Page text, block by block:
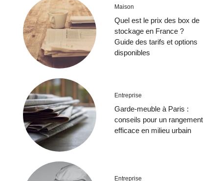
Maison
Quel est le prix des box de
stockage en France ?
Guide des tarifs et options
disponibles
Entreprise
Garde-meuble à Paris :
conseils pour un rangement
efficace en milieu urbain
Entreprise